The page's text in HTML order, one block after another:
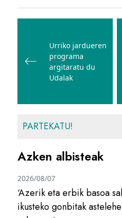
Bidalketetan
nabigatuUrriko jardueren
programa
argitaratu du
Udalak
PARTEKATU!
Azken albisteak
‘Azerik eta erbik basoa
ikusteko gonbitak
2026/08/07